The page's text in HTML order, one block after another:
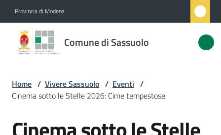
Provincia di Modena
Comune di Sassuolo
Comune
di
Home / Vivere Sassuolo / Eventi /
Cinema sotto le Stelle 2026: Cime tempestose
Salta al contenuto